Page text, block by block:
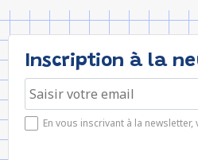
Inscription à la
En vous inscrivant à la